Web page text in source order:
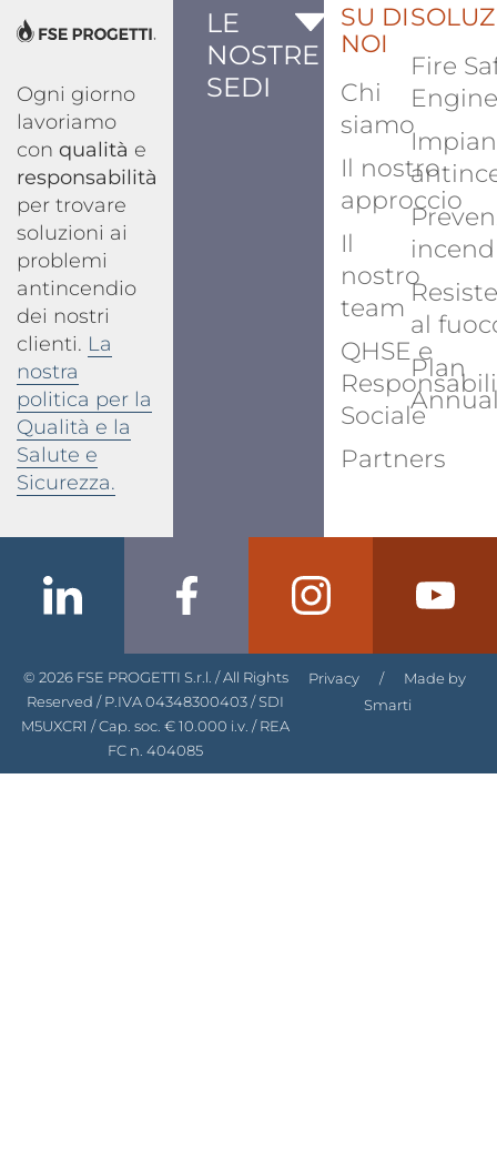
Ogni giorno
lavoriamo
con qualità e
responsabilità
per trovare
soluzioni ai
problemi
antincendio
dei nostri
clienti. La
nostra
politica per la
Qualità e la
Salute e
Sicurezza.
LE
NOSTRE
SEDI
SU DI
NOI
Chi
siamo
Il nostro
approccio
Il
nostro
team
QHSE e
Sociale
Partners
Fire
al
Plan
© 2026 FSE PROGETTI S.r.l. / All Rights
Reserved / P.IVA 04348300403 / SDI
M5UXCR1 / Cap. soc. € 10.000 i.v. / REA
FC n. 404085
Privacy / Made by
Smarti